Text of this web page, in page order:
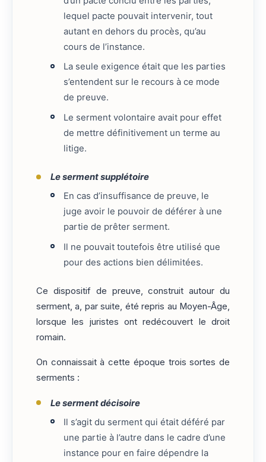
lequel pacte pouvait intervenir, tout
autant en dehors du procès, qu’au
cours de l’instance.
La seule exigence était que les parties
s’entendent sur le recours à ce mode
de preuve.
Le serment volontaire avait pour effet
de mettre définitivement un terme au
litige.
Le serment supplétoire
En cas d’insuffisance de preuve, le
juge avoir le pouvoir de déférer à une
partie de prêter serment.
Il ne pouvait toutefois être utilisé que
pour des actions bien délimitées.
Ce dispositif de preuve, construit autour du
serment, a, par suite, été repris au Moyen-Âge,
lorsque les juristes ont redécouvert le droit
romain.
On connaissait à cette époque trois sortes de
serments :
Le serment décisoire
Il s’agit du serment qui était déféré par
une partie à l’autre dans le cadre d’une
instance pour en faire dépendre la